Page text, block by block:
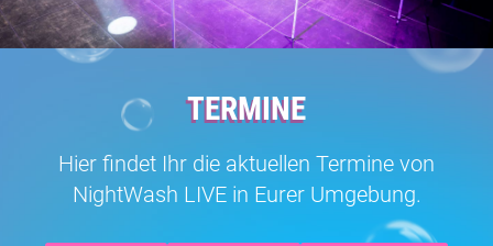
TERMINE
Hier findet Ihr die aktuellen Termine von
NightWash LIVE in Eurer Umgebung.